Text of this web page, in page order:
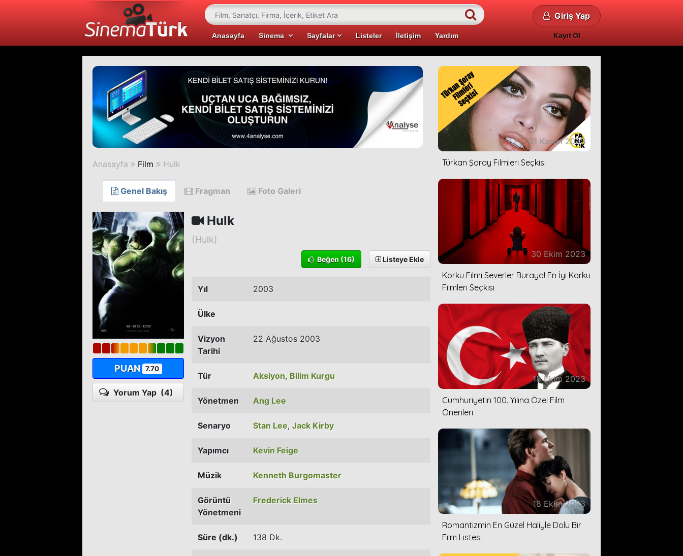
Anasayfa Sinema Sayfalar Listeler İletişim Yardım
Giriş Yap
Kayıt Ol
Anasayfa Film Hulk
Genel Bakış Fragman Foto Galeri
PUAN 7.70
Yorum Yap (4)
Hulk
(Hulk)
Beğen (16) Listeye Ekle
Yıl 2003
Ülke
Vizyon
Tarihi
22 Ağustos 2003
Tür Aksiyon, Bilim Kurgu
Yönetmen Ang Lee
Senaryo Stan Lee, Jack Kirby
Yapımcı Kevin Feige
Müzik Kenneth Burgomaster
Görüntü
Yönetmeni
Frederick Elmes
Süre (dk.) 138 Dk.
01 Kasım 2023
Türkan Şoray Filmleri Seçkisi
30 Ekim 2023
Korku Filmi Severler Buraya! En İyi Korku
Filmleri Seçkisi
18 Ekim 2023
Cumhuriyetin 100. Yılına Özel Film
Önerileri
18 Ekim 2023
Romantizmin En Güzel Haliyle Dolu Bir
Film Listesi